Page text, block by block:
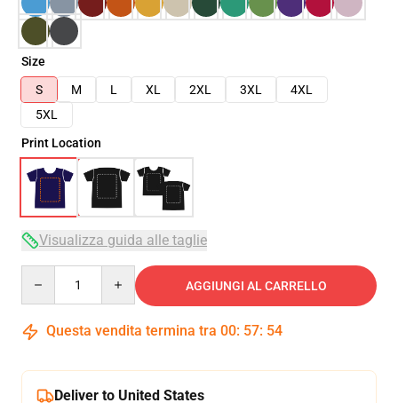
Size
S
M L XL 2XL 3XL
4XL
5XL
Print Location
Visualizza guida alle taglie
AGGIUNGI AL CARRELLO
Questa vendita termina tra 00: 57: 54
Deliver to United States